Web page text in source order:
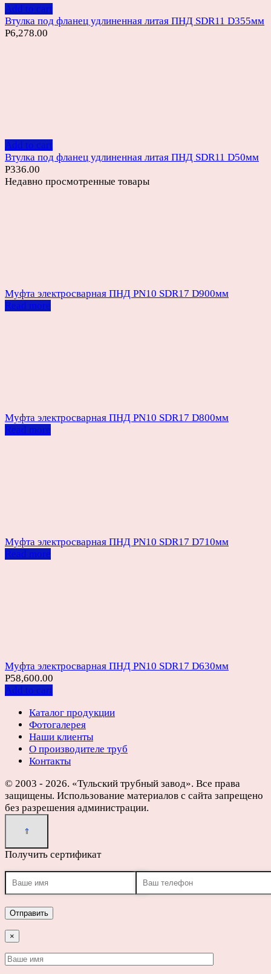
Add to cart
Втулка под фланец удлиненная литая ПНД SDR11 D355мм
Р6,278.00
Add to cart
Втулка под фланец удлиненная литая ПНД SDR11 D50мм
Р336.00
Недавно просмотренные товары
Муфта электросварная ПНД PN10 SDR17 D900мм
Read more
Муфта электросварная ПНД PN10 SDR17 D800мм
Read more
Муфта электросварная ПНД PN10 SDR17 D710мм
Read more
Муфта электросварная ПНД PN10 SDR17 D630мм
Р58,600.00
Add to cart
Каталог продукции
Фотогалерея
Наши клиенты
О производителе труб
Контакты
© 2003 - 2026. «Тульский трубный завод». Все права
защищены. Использование материалов с сайта запрещено
без разрешения администрации.
Получить сертификат
×